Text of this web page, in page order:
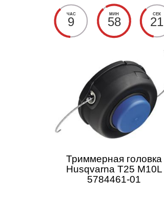
ЧАС
9
МИН
58
СЕК
20
Триммерная головка
Husqvarna Т25 M10L
5784461-01